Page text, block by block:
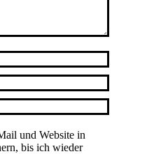
und Website in
bis ich wieder